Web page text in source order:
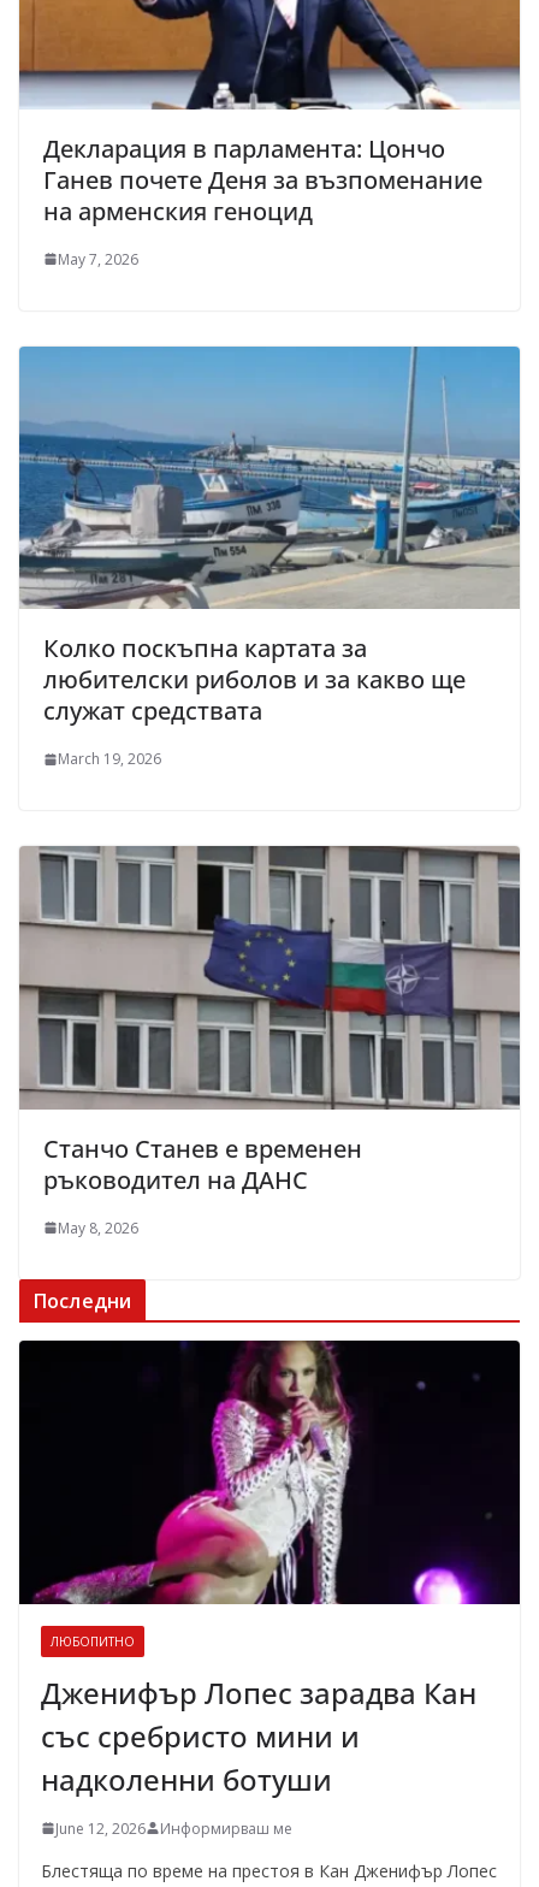
Декларация в парламента: Цончо
Ганев почете Деня за възпоменание
на арменския геноцид
May 7, 2026
Колко поскъпна картата за
любителски риболов и за какво ще
служат средствата
March 19, 2026
Станчо Станев е временен
ръководител на ДАНС
May 8, 2026
Последни
ЛЮБОПИТНО
Дженифър Лопес зарадва Кан
със сребристо мини и
надколенни ботуши
June 12, 2026 Информирваш ме
Блестяща по време на престоя в Кан Дженифър Лопес